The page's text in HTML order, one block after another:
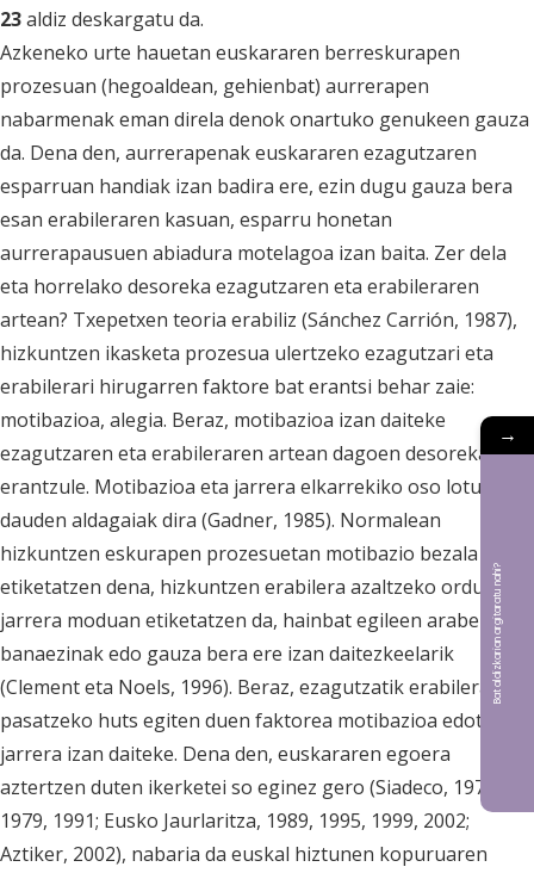
23aldiz deskargatu da.
Azkeneko urte hauetan euskararen berreskurapen
prozesuan (hegoaldean, gehienbat) aurrerapen
nabarmenak eman direla denok onartuko genukeen gauza
da. Dena den, aurrerapenak euskararen ezagutzaren
esparruan handiak izan badira ere, ezin dugu gauza bera
esan erabileraren kasuan, esparru honetan
aurrerapausuen abiadura motelagoa izan baita. Zer dela
eta horrelako desoreka ezagutzaren eta erabileraren
artean? Txepetxen teoria erabiliz (Sánchez Carrión, 1987),
hizkuntzen ikasketa prozesua ulertzeko ezagutzari eta
erabilerari hirugarren faktore bat erantsi behar zaie:
motibazioa, alegia. Beraz, motibazioa izan daiteke
ezagutzaren eta erabileraren artean dagoen desorekaren
erantzule. Motibazioa eta jarrera elkarrekiko oso lotuta
dauden aldagaiak dira (Gadner, 1985). Normalean
hizkuntzen eskurapen prozesuetan motibazio bezala
etiketatzen dena, hizkuntzen erabilera azaltzeko orduan,
jarrera moduan etiketatzen da, hainbat egileen arabera
banaezinak edo gauza bera ere izan daitezkeelarik
(Clement eta Noels, 1996). Beraz, ezagutzatik erabilerara
pasatzeko huts egiten duen faktorea motibazioa edota
jarrera izan daiteke. Dena den, euskararen egoera
aztertzen duten ikerketei so eginez gero (Siadeco, 1978,
1979, 1991; Eusko Jaurlaritza, 1989, 1995, 1999, 2002;
Aztiker, 2002), nabaria da euskal hiztunen kopuruaren
→
Bat aldizkarian argitaratu nahi?